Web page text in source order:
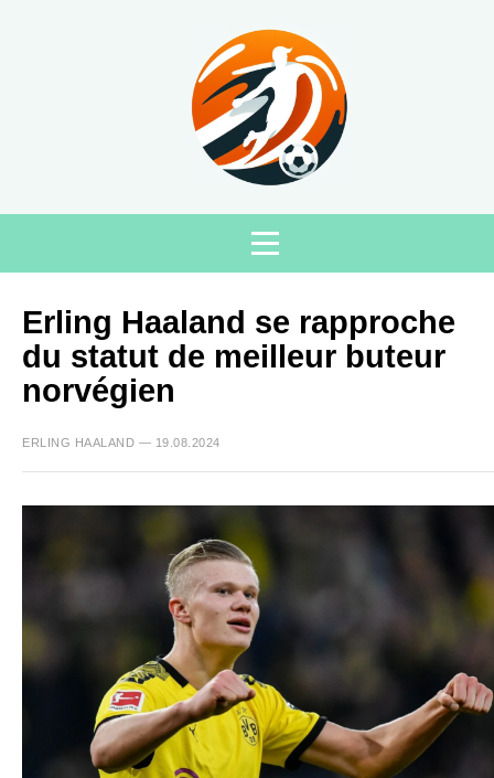
Erling Haaland se rapproche
du statut de meilleur buteur
norvégien
ERLING HAALAND — 19.08.2024